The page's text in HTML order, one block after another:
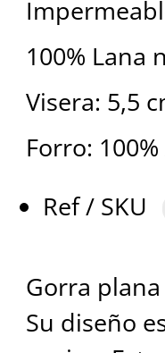
100% Lana
Visera: 5,5
Forro:
Ref / SKU
Gorra
Su diseño